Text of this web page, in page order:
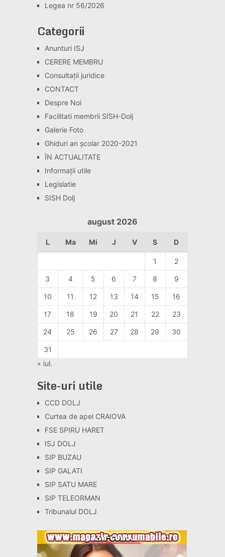
Legea nr 56/2026
Categorii
Anunturi ISJ
CERERE MEMBRU
Consultaţii juridice
CONTACT
Despre Noi
Facilitati membrii SISH-Dolj
Galerie Foto
Ghiduri an școlar 2020-2021
ÎN ACTUALITATE
Informaţii utile
Legislatie
SISH Dolj
august 2026
L Ma Mi J V S D
1 2
3 4 5 6 7 8 9
10 11 12 13 14 15 16
17 18 19 20 21 22 23
24 25 26 27 28 29 30
31
« iul.
Site-uri utile
CCD DOLJ
Curtea de apel CRAIOVA
FSE SPIRU HARET
ISJ DOLJ
SIP BUZAU
SIP GALATI
SIP SATU MARE
SIP TELEORMAN
Tribunalul DOLJ